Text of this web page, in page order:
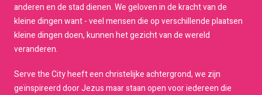
anderen en de stad dienen. We geloven in de kracht van de
kleine dingen want - veel mensen die op verschillende plaatsen
kleine dingen doen, kunnen het gezicht van de wereld
veranderen.
Serve the City heeft een christelijke achtergrond, we zijn
geïnspireerd door Jezus maar staan open voor iedereen die